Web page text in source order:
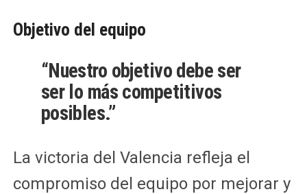
Objetivo del equipo
“Nuestro objetivo debe ser
ser lo más competitivos
posibles.”
La victoria del Valencia refleja el
compromiso del equipo por mejorar y